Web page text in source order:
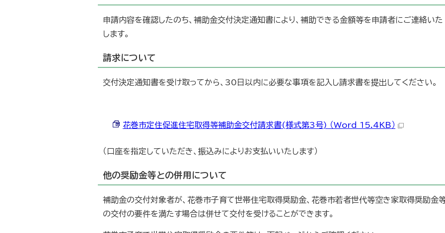
申請内容を確認したのち、補助金交付決定通知書により、補助できる金額等を申請者にご連絡いた
します。
請求について
交付決定通知書を受け取ってから、30日以内に必要な事項を記入し請求書を提出してください。
花巻市定住促進住宅取得等補助金交付請求書(様式第3号) （Word 15.4KB）
（口座を指定していただき、振込みによりお支払いいたします）
他の奨励金等との併用について
補助金の交付対象者が、花巻市子育て世帯住宅取得奨励金、花巻市若者世代等空き家取得奨励金
の交付の要件を満たす場合は併せて交付を受けることができます。